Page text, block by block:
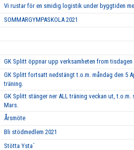
Vi rustar för en smidig logistik under byggtiden
SOMMARGYMPASKOLA 2021
GK Splitt öppnar upp verksamheten from tisdagen
GK Splitt fortsatt nedstängt t.o.m. måndag den 5
träning.
GK Splitt stänger ner ALL träning veckan ut, t.o.m.
Mars.
Årsmöte
Bli stödmedlem 2021
Stötta Ysta´